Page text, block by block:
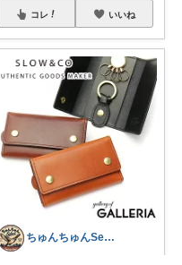
コレ いいね
ちゅんちゅんSelect